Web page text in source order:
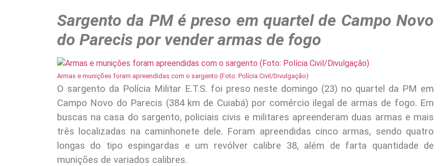
Sargento da PM é preso em quartel de Campo Novo
do Parecis por vender armas de fogo
Armas e munições foram apreendidas com o sargento (Foto: Polícia Civil/Divulgação)
O sargento da Polícia Militar E.T.S. foi preso neste domingo (23) no quartel da PM em
Campo Novo do Parecis (384 km de Cuiabá) por comércio ilegal de armas de fogo. Em
buscas na casa do sargento, policiais civis e militares apreenderam duas armas e mais
três localizadas na caminhonete dele. Foram apreendidas cinco armas, sendo quatro
longas do tipo espingardas e um revólver calibre 38, além de farta quantidade de
munições de variados calibres.